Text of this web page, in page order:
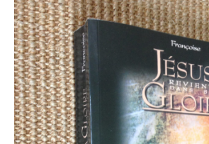
ritorna
nella
sua
gloria
-
volume
I
quantità